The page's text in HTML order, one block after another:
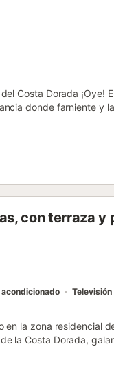
Costa Dorada ¡Oye!
donde farniente y
Mont-roig del Camp,
fina: vaya de su terraza
en
familiaServicios "
al
festivasDiscoveries in
con terraza y
Televisión
en la zona residencial
la Costa Dorada,
Disponemos de